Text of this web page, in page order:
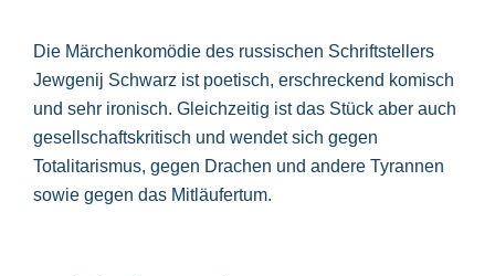
Die Märchenkomödie des russischen Schriftstellers
Jewgenij Schwarz ist poetisch, erschreckend komisch
und sehr ironisch. Gleichzeitig ist das Stück aber auch
gesellschaftskritisch und wendet sich gegen
Totalitarismus, gegen Drachen und andere Tyrannen
sowie gegen das Mitläufertum.